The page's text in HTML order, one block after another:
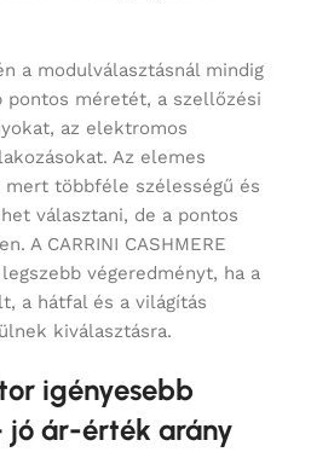
a modulválasztásnál mindig
méretét, a szellőzési
az elektromos
Az elemes
mert többféle szélességű és
választani, de a pontos
A CARRINI CASHMERE
végeredményt, ha a
a hátfal és a világítás
kiválasztásra.
igényesebb
jó ár-érték arány